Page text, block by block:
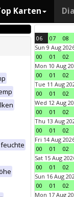
Karten
06 07 08
Sun 9 Aug
00
01 02
Mon 10 Aug
00
01 02
Tue 11 Aug
00
01 02
Wed 12 Aug
00
01 02
Thu 13 Aug
00
01 02
Fri 14 Aug
00
01 02
Sat 15 Aug
00
01 02
Sun 16 Aug
00
01 02
Mon 17 Aug